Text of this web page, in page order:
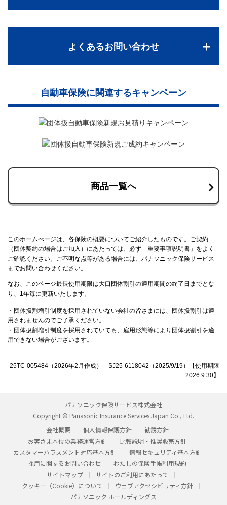
よくあるお問い合わせ
自動車保険に関連するキャンペーン
商品一覧へ
このホームぺージは、各保険の概要についてご紹介したものです。ご契約
（団体契約の場合はご加入）にあたっては、必ず「重要事項説明書」をよく
ご確認ください。ご不明な点等がある場合には、パナソニック保険サービス
までお問い合わせください。
なお、このページ最長使用期限は大口団体割引の適用期間の終了日までとな
り、1年毎に更新いたします。
・団体扱割増引制度を採用されていない会社の皆さまには、団体扱割引は適
用されませんのでご了承ください。
・団体扱割増引制度を採用されていても、雇用形態等により団体扱割引を適
用できない場合がございます。
25TC-005484（2026年2月作成） SJ25-6118042（2025/9/19）【使用期限
2026.9.30】
パナソニック保険サービス株式会社
Copyright © Panasonic Insurance Services Japan Co., Ltd.
会社概要
個人情報保護方針
勧誘方針
お客さま本位の業務運営方針
比較説明・推奨販売方針
カスタマーハラスメント対応基本方針
情報セキュリティ基本方針
採用に関するお問い合わせ
わたしの保険手帳利用規約
サイトマップ
サイトのご利用にあたって
クッキー（Cookie）について
ウェブアクセシビリティ方針
パナソニック ホールディングス